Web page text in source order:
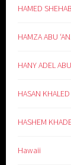
Hawaii